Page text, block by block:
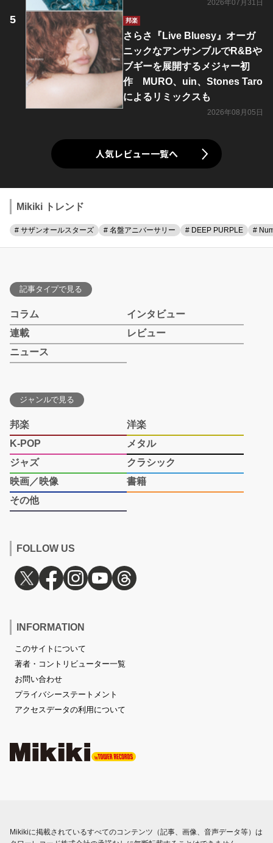
2026年07月31日
邦楽
さらさ『Live Bluesy』オーガ
ニックなアンサンブルでR&Bや
ブギーを展開するメジャー初
作 MURO、uin、Stones Taro
によるリミックスも
2026年08月05日
人気レビュー一覧へ
Mikiki トレンド
# サザンオールスターズ # 名盤アニバーサリー # DEEP PURPLE #
記事タイプで見る
コラム
インタビュー
連載
レビュー
ニュース
ジャンルで見る
邦楽
洋楽
K-POP
メタル
ジャズ
クラシック
映画／映像
書籍
その他
FOLLOW US
INFORMATION
このサイトについて
著者・コントリビューター一覧
お問い合わせ
プライバシーステートメント
アクセスデータの利用について
Mikikiに掲載されているすべてのコンテンツ（記事、画像、音声データ等）は